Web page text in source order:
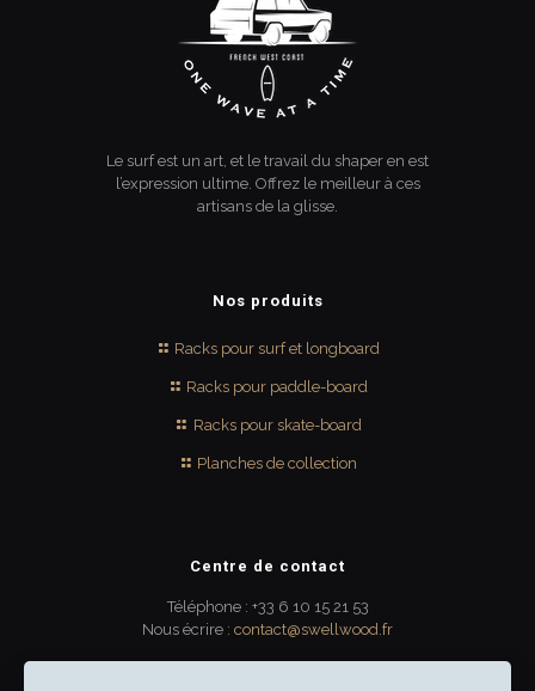
Le surf est un art, et le travail du shaper en est
l’expression ultime. Offrez le meilleur à ces
artisans de la glisse.
Nos produits
Racks pour surf et longboard
Racks pour paddle-board
Racks pour skate-board
Planches de collection
Centre de contact
Téléphone : +33 6 10 15 21 53
Nous écrire : contact@swellwood.fr